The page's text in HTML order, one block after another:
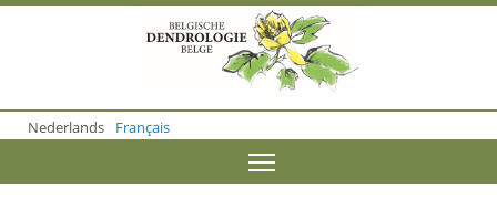
o
m
Nederlands Français